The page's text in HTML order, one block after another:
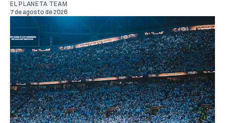
EL PLANETA TEAM
7 de agosto de 2026